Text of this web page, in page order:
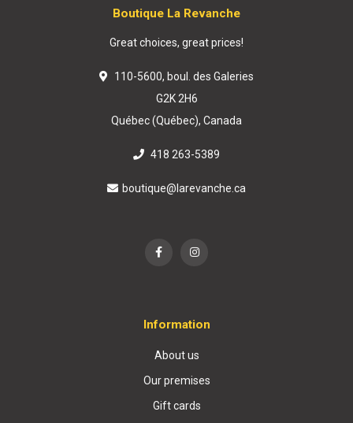
Boutique La Revanche
Great choices, great prices!
110-5600, boul. des Galeries
G2K 2H6
Québec (Québec), Canada
418 263-5389
boutique@larevanche.ca
Information
About us
Our premises
Gift cards